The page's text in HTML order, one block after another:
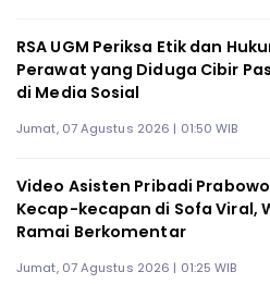
RSA UGM Periksa Etik dan
Perawat yang Diduga Cibir
di Media Sosial
Jumat, 07 Agustus 2026 | 01:50 WIB
Video Asisten Pribadi
Kecap-kecapan di Sofa Viral,
Ramai Berkomentar
Jumat, 07 Agustus 2026 | 01:25 WIB